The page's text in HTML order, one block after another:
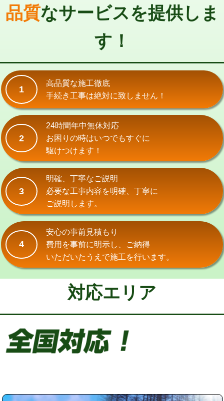
交換・取付（タンク） 22,000円+材料費
交換・取付(単水栓（壁付・デッキ
式・ワンホール）)
交換・取付(排水栓・排水トラップ
（P/S/ポップアップ））
22,000円+材料費
交換・取付（その他部品）
持込商品取付（単水栓）
持込商品取付（混合水栓） 16,500円
持込商品取付（浄水器・分岐水栓） 16,500円
給水管工事※（ホール加工)
給水管工事※（バンド止め)
給水管工事※（支持金具設置) 5,500円
給水管工事※（保温材使用（バンド止
め込み）)
5,500円
給水管工事※（土の掘削・埋め戻し作
11,000円
給水管工事※（塩ビ管（VP・HI）使
用/3ｍまで)
給水管工事※（ライニング鋼管・銅
44,000円
品質なサービスを提供しま
す！
1
高品質な施工徹底
手続き工事は絶対に致しません！
2
24時間年中無休対応
お困りの時はいつでもすぐに
駆けつけます！
3
明確、丁寧なご説明
必要な工事内容を明確、丁寧に
ご説明します。
4
安心の事前見積もり
費用を事前に明示し、ご納得
いただいたうえで施工を行います。
対応エリア